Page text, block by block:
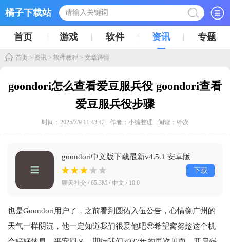
橘子下载站
首页 游戏 软件 资讯 专题
首页 > 资讯 > 软件教程 > 文章详情
goondori怎么查看爱豆服兵役 goondori查看
爱豆服兵役步骤
时间：2025/7/9 11:43:42 作者：小编整理 阅读： 95次
goondori中文版下载最新v4.5.1 安卓版
聊天社交 / 65.3M / 中文 / 10.0
下载
也是Goondori用户了，之前看到圆佑入伍公告，心情像广州的
天气一样阴沉，他一定知道我们很爱他吧🥹希望窝努趁这个机